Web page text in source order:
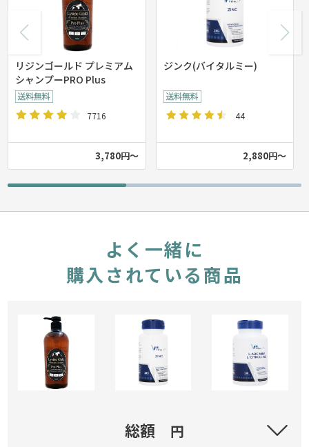
リジンゴールド プレミアム
シャンプーPRO Plus
7716
3,780円～
ジンク(バイタルミー)
44
2,880円～
よく一緒に
購入されている商品
総額 円